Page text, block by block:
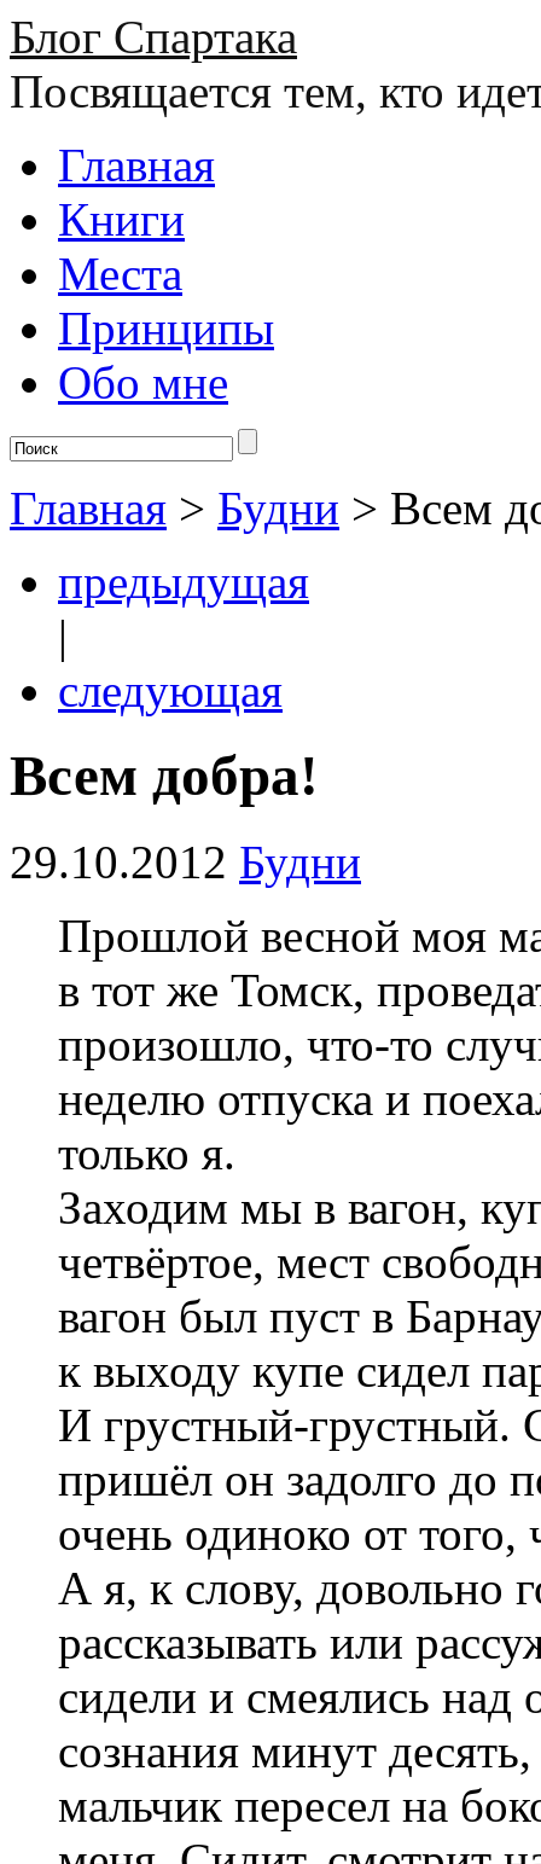
Блог Спартака
Посвящается тем, кто
Главная
Книги
Места
Принципы
Обо мне
Главная > Будни > Всем
предыдущая
|
следующая
Всем добра!
29.10.2012 Будни
Прошлой весной моя
в тот же Томск,
произошло, что-то
неделю отпуска и
только я.
Заходим мы в вагон,
четвёртое, мест
вагон был пуст в
к выходу купе сидел
И грустный-грустный.
пришёл он задолго до
очень одиноко от того,
А я, к слову, довольно
рассказывать или
сидели и смеялись
сознания минут
мальчик пересел на